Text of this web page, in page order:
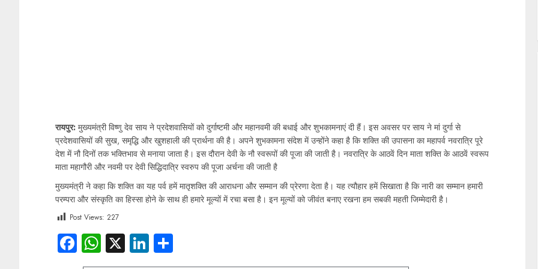
रायपुर: मुख्यमंत्री विष्णु देव साय ने प्रदेशवासियों को दुर्गाष्टमी और महानवमी की बधाई और शुभकामनाएं दी हैं। इस अवसर पर साय ने मां दुर्गा से
प्रदेशवासियों की सुख, समृद्धि और खुशहाली की प्रार्थना की है। अपने शुभकामना संदेश में उन्होंने कहा है कि शक्ति की उपासना का महापर्व नवरात्रि पूरे
देश में नौ दिनों तक भक्तिभाव से मनाया जाता है। इस दौरान देवी के नौ स्वरूपों की पूजा की जाती है। नवरात्रि के आठवें दिन माता शक्ति के आठवें स्वरूप
माता महागौरी और नवमी पर देवी सिद्धिदात्रि स्वरुप की पूजा अर्चना की जाती है
मुख्यमंत्री ने कहा कि शक्ति का यह पर्व हमें मातृशक्ति की आराधना और सम्मान की प्रेरणा देता है। यह त्यौहार हमें सिखाता है कि नारी का सम्मान हमारी
परम्परा और संस्कृति का हिस्सा होने के साथ ही हमारे मूल्यों में रचा बसा है। इन मूल्यों को जीवंत बनाए रखना हम सबकी महती जिम्मेदारी है।
Post Views: 227
Facebook
WhatsApp
X LinkedIn